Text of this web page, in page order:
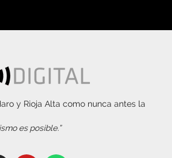
y Rioja Alta como nunca antes la
es posible.”